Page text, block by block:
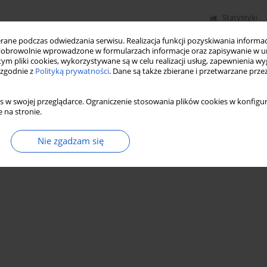
podczas odwiedzania serwisu. Realizacja funkcji pozyskiwania
wprowadzone w formularzach informacje oraz zapisywanie w
pliki cookies, wykorzystywane są w celu realizacji usług, zapewnienia
z Polityką prywatności. Dane są także zbierane i przetwarzane
w swojej przeglądarce. Ograniczenie stosowania plików cookies w
na stronie.
Nie zgadzam się
Statystyki
na Pomorzu Zachodnim (Polska